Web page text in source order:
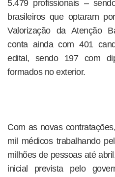
5.479 profissionais –
brasileiros que optaram
Valorização da Atenção
conta ainda com 401
edital, sendo 197 com
formados no exterior.
Com as novas
mil médicos trabalhando
milhões de pessoas até
inicial prevista pelo